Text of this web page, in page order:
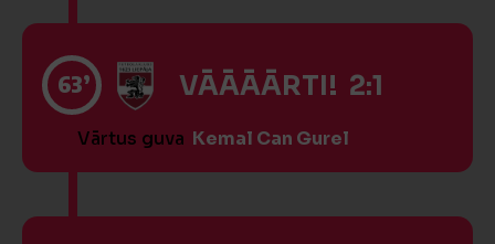
63’ VĀĀĀĀRTI! 2:1
Vārtus guva Kemal Can Gurel